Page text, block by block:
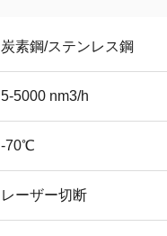
炭素鋼/ステンレス鋼
5-5000 nm3/h
-70℃
レーザー切断